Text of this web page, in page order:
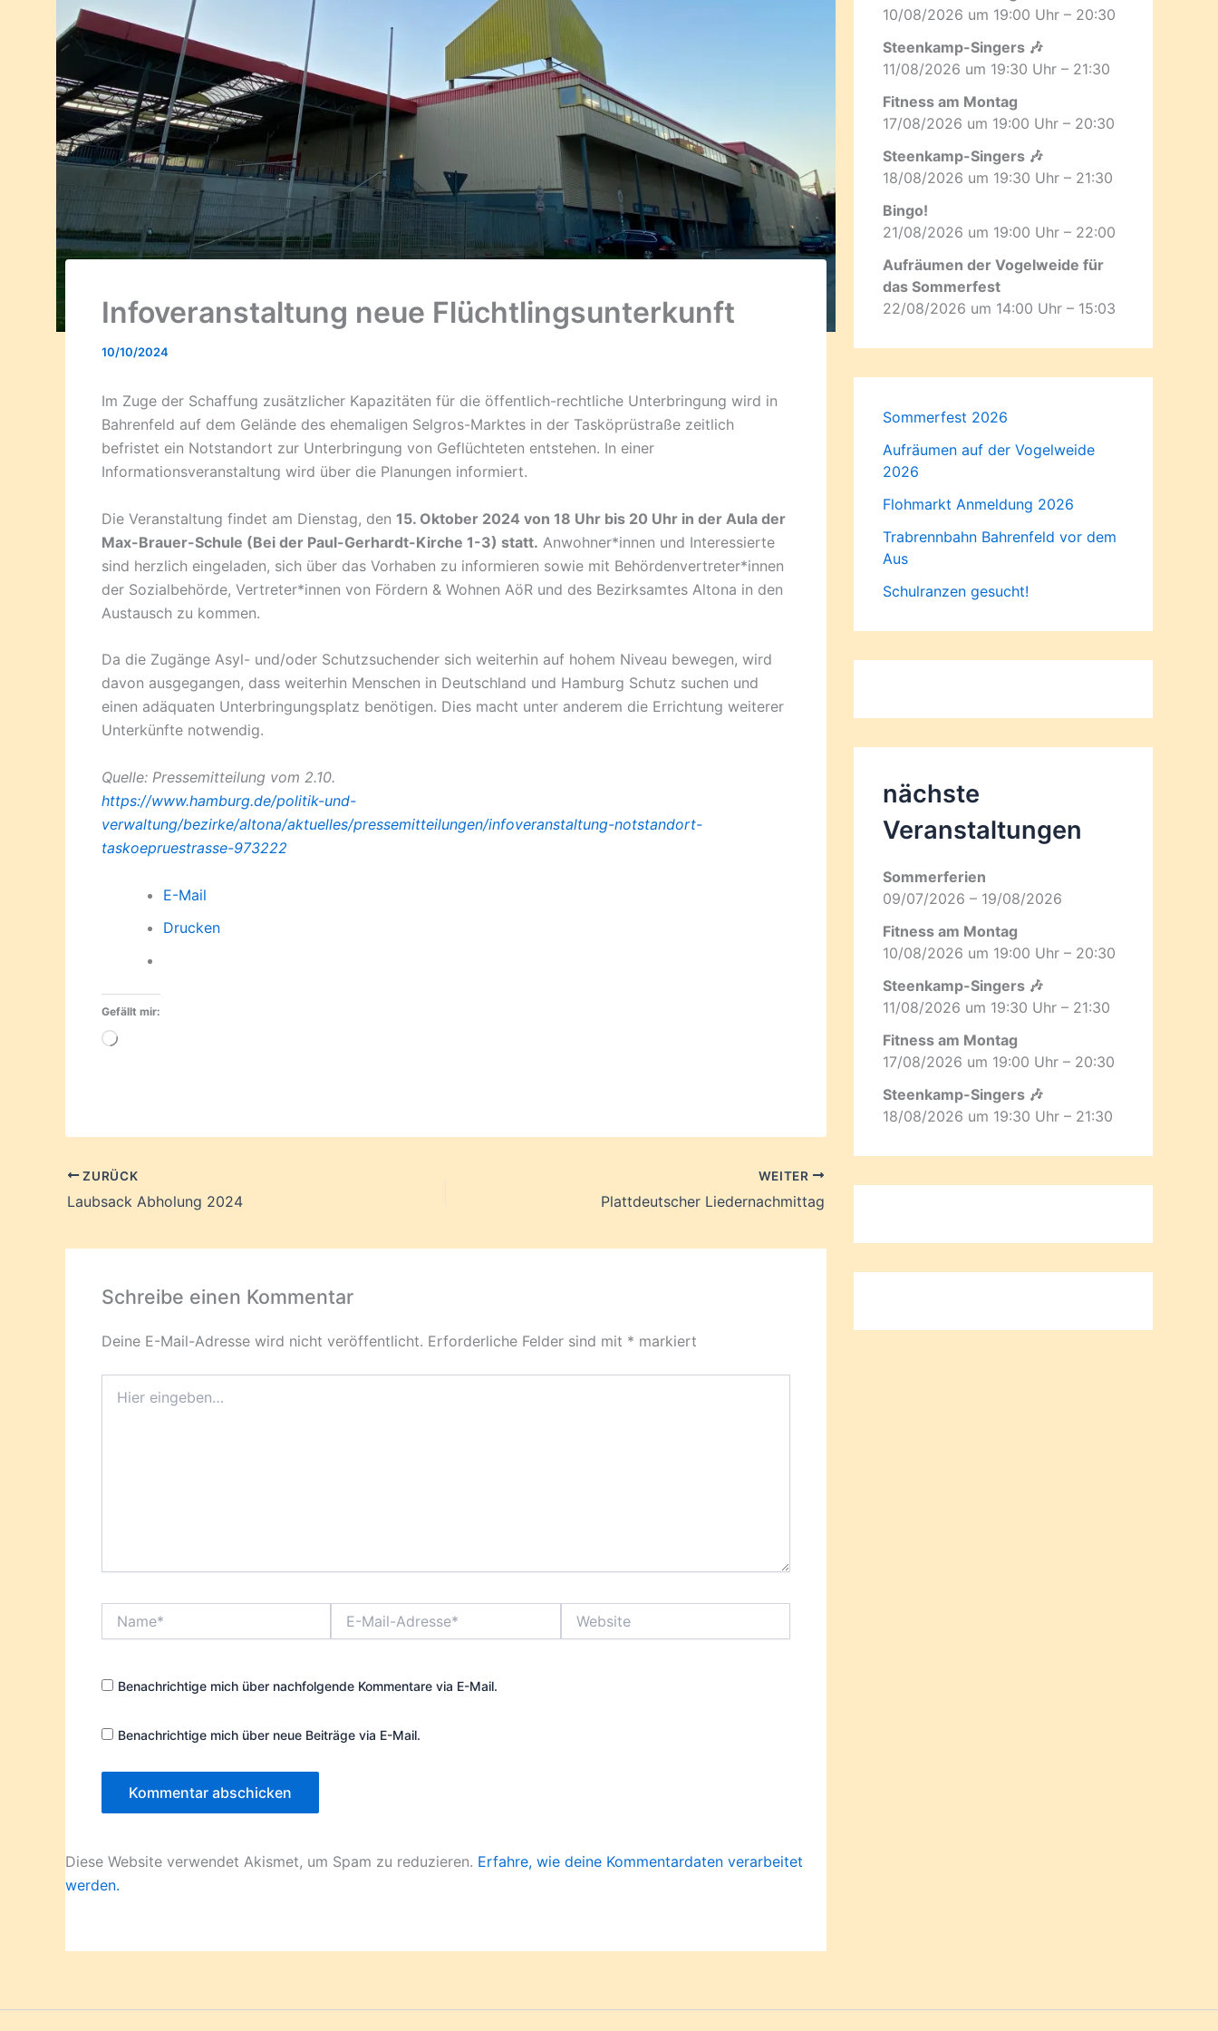
Infoveranstaltung neue Flüchtlingsunterkunft
10/10/2024
Im Zuge der Schaffung zusätzlicher Kapazitäten für die öffentlich-rechtliche Unterbringung wird in
Bahrenfeld auf dem Gelände des ehemaligen Selgros-Marktes in der Tasköprüstraße zeitlich
befristet ein Notstandort zur Unterbringung von Geflüchteten entstehen. In einer
Informationsveranstaltung wird über die Planungen informiert.
Die Veranstaltung findet am Dienstag, den 15. Oktober 2024 von 18 Uhr bis 20 Uhr in der Aula der
Max-Brauer-Schule (Bei der Paul-Gerhardt-Kirche 1-3) statt. Anwohner*innen und Interessierte
sind herzlich eingeladen, sich über das Vorhaben zu informieren sowie mit Behördenvertreter*innen
der Sozialbehörde, Vertreter*innen von Fördern & Wohnen AöR und des Bezirksamtes Altona in den
Austausch zu kommen.
Da die Zugänge Asyl- und/oder Schutzsuchender sich weiterhin auf hohem Niveau bewegen, wird
davon ausgegangen, dass weiterhin Menschen in Deutschland und Hamburg Schutz suchen und
einen adäquaten Unterbringungsplatz benötigen. Dies macht unter anderem die Errichtung weiterer
Unterkünfte notwendig.
Quelle: Pressemitteilung vom 2.10.
https://www.hamburg.de/politik-und-
verwaltung/bezirke/altona/aktuelles/pressemitteilungen/infoveranstaltung-notstandort-
taskoepruestrasse-973222
E-Mail
Drucken
Gefällt mir:
Wird
ZURÜCK
Laubsack Abholung 2024
WEITER
Plattdeutscher Liedernachmittag
Schreibe einen Kommentar
Deine E-Mail-Adresse wird nicht veröffentlicht. Erforderliche Felder sind mit * markiert
eingeben…
Mail-
Benachrichtige mich über nachfolgende Kommentare via E-Mail.
Benachrichtige mich über neue Beiträge via E-Mail.
Diese Website verwendet Akismet, um Spam zu reduzieren. Erfahre, wie deine Kommentardaten verarbeitet
werden.
10/08/2026 um 19:00 Uhr – 20:30
Steenkamp-Singers 🎶
11/08/2026 um 19:30 Uhr – 21:30
Fitness am Montag
17/08/2026 um 19:00 Uhr – 20:30
Steenkamp-Singers 🎶
18/08/2026 um 19:30 Uhr – 21:30
Bingo!
21/08/2026 um 19:00 Uhr – 22:00
Aufräumen der Vogelweide für
das Sommerfest
22/08/2026 um 14:00 Uhr – 15:03
Sommerfest 2026
Aufräumen auf der Vogelweide
2026
Flohmarkt Anmeldung 2026
Trabrennbahn Bahrenfeld vor dem
Aus
Schulranzen gesucht!
nächste
Veranstaltungen
Sommerferien
09/07/2026 – 19/08/2026
Fitness am Montag
10/08/2026 um 19:00 Uhr – 20:30
Steenkamp-Singers 🎶
11/08/2026 um 19:30 Uhr – 21:30
Fitness am Montag
17/08/2026 um 19:00 Uhr – 20:30
Steenkamp-Singers 🎶
18/08/2026 um 19:30 Uhr – 21:30